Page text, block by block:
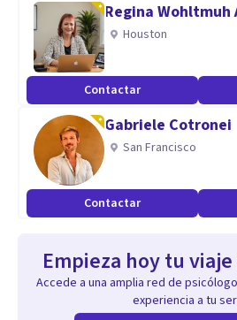
Regina Wohltmuh
Houston
Contactar
Gabriele Cotronei
San Francisco
Contactar
Empieza hoy tu
Accede a una amplia red de
experiencia a tu